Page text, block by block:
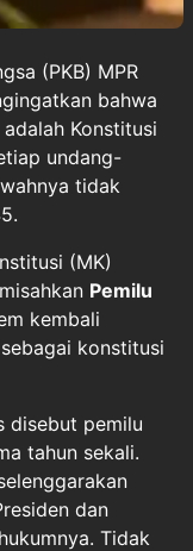
(PKB) MPR
bahwa
Konstitusi
undang-
tidak
(MK)
Pemilu
kembali
konstitusi
disebut pemilu
tahun sekali.
dan
Tidak